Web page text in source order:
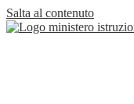
Salta al contenuto